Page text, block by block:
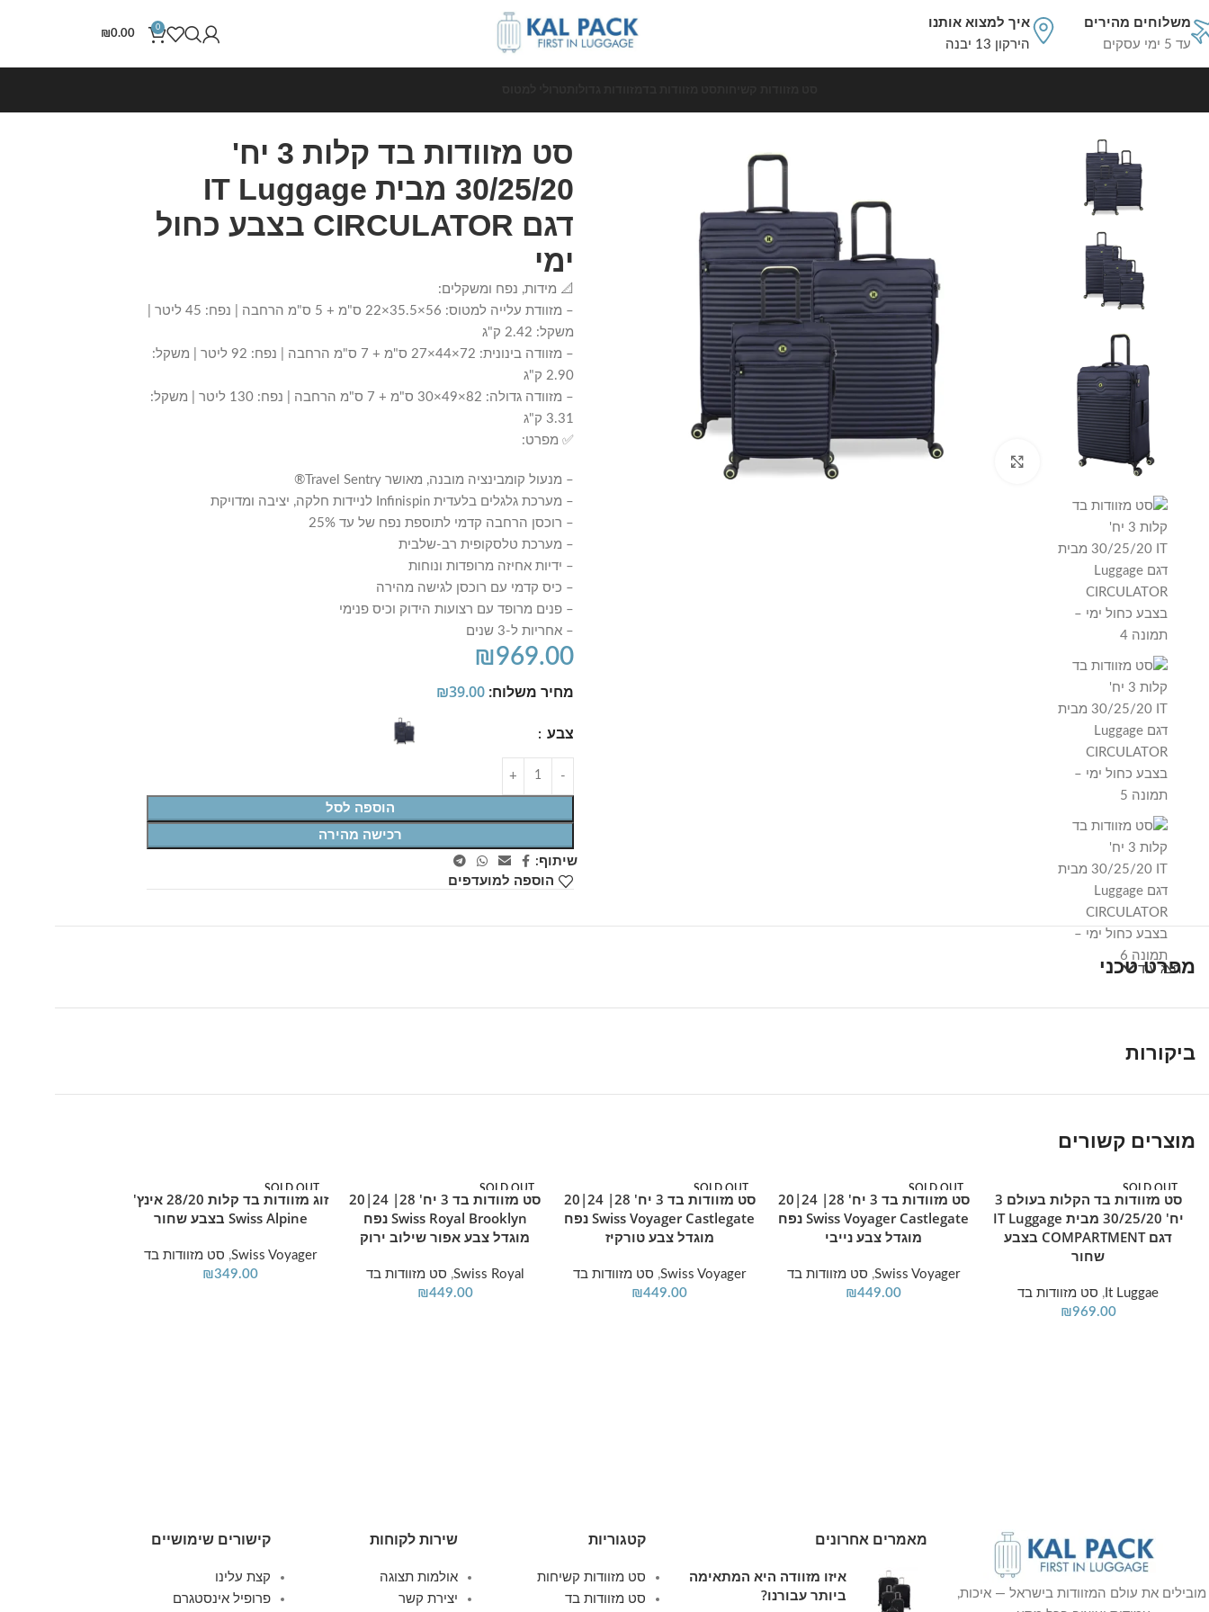
משלוחים מהירים
עד 5 ימי עסקים
איך למצוא אותנו
הירקון 13 יבנה
0
₪0.00
Click to enlarge
סט מזוודות בד קלות 3 יח'
30/25/20 מבית IT Luggage
דגם CIRCULATOR בצבע כחול
ימי
📐 מידות, נפח ומשקלים:
– מזוודת עלייה למטוס: 56×35.5×22 ס"מ + 5 ס"מ הרחבה | נפח: 45 ליטר |
משקל: 2.42 ק"ג
– מזוודה בינונית: 72×44×27 ס"מ + 7 ס"מ הרחבה | נפח: 92 ליטר | משקל:
2.90 ק"ג
– מזוודה גדולה: 82×49×30 ס"מ + 7 ס"מ הרחבה | נפח: 130 ליטר | משקל:
3.31 ק"ג
✅ מפרט:
– מנעול קומבינציה מובנה, מאושר Travel Sentry®
– מערכת גלגלים בלעדית Infinispin לניידות חלקה, יציבה ומדויקת
– רוכסן הרחבה קדמי לתוספת נפח של עד 25%
– מערכת טלסקופית רב-שלבית
– ידיות אחיזה מרופדות ונוחות
– כיס קדמי עם רוכסן לגישה מהירה
– פנים מרופד עם רצועות הידוק וכיס פנימי
– אחריות ל-3 שנים
₪969.00
מחיר משלוח: ₪39.00
צבע
הוספה לסל
רכישה מהירה
שיתוף:
הוספה למועדפים
מפרט טכני
הצג עוד
ביקורות
מוצרים קשורים
SOLD OUT
מידע נוסף
סט מזוודות בד הקלות בעולם 3
יח' 30/25/20 מבית IT Luggage
דגם COMPARTMENT בצבע
שחור
It Luggae
, סט מזוודות בד
₪969.00
SOLD OUT
מידע נוסף
סט מזוודות בד 3 יח' 28| 24|20
Swiss Voyager Castlegate נפח
מוגדל צבע נייבי
Swiss Voyager
, סט מזוודות בד
₪449.00
SOLD OUT
מידע נוסף
סט מזוודות בד 3 יח' 28| 24|20
Swiss Voyager Castlegate נפח
מוגדל צבע טורקיז
Swiss Voyager
, סט מזוודות בד
₪449.00
SOLD OUT
מידע נוסף
סט מזוודות בד 3 יח' 28| 24|20
Swiss Royal Brooklyn נפח
מוגדל צבע אפור שילוב ירוק
Swiss Royal
, סט מזוודות בד
₪449.00
SOLD OUT
מידע נוסף
זוג מזוודות בד קלות 28/20 אינץ'
Swiss Alpine בצבע שחור
Swiss Voyager
, סט מזוודות בד
₪349.00
מובילים את עולם המזוודות בישראל — איכות,
מאמרים אחרונים
איזו מזוודה היא המתאימה
ביותר עבורנו?
קטגוריות
סט מזוודות קשיחות
סט מזוודות בד
שירות לקוחות
אולמות תצוגה
יצירת קשר
קישורים שימושיים
קצת עלינו
פרופיל אינסטגרם